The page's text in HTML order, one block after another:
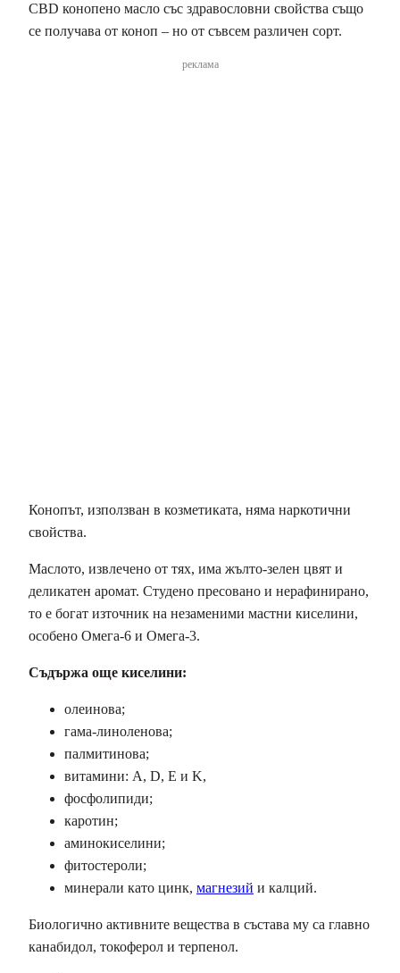
CBD конопено масло със здравословни свойства също
се получава от коноп – но от съвсем различен сорт.
реклама
Конопът, използван в козметиката, няма наркотични
свойства.
Маслото, извлечено от тях, има жълто-зелен цвят и
деликатен аромат. Студено пресовано и нерафинирано,
то е богат източник на незаменими мастни киселини,
особено Омега-6 и Омега-3.
Съдържа още киселини:
олеинова;
гама-линоленова;
палмитинова;
витамини: A, D, E и K,
фосфолипиди;
каротин;
аминокиселини;
фитостероли;
минерали като цинк, магнезий и калций.
Биологично активните вещества в състава му са главно
канабидол, токоферол и терпенол.